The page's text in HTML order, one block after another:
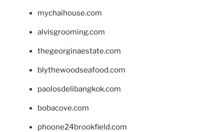
mychaihouse.com
alvisgrooming.com
thegeorginaestate.com
blythewoodseafood.com
paolosdelibangkok.com
bobacove.com
phoone24brookfield.com